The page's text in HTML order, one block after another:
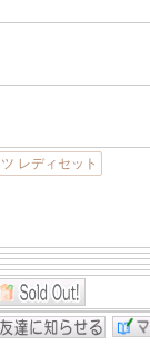
レディセット